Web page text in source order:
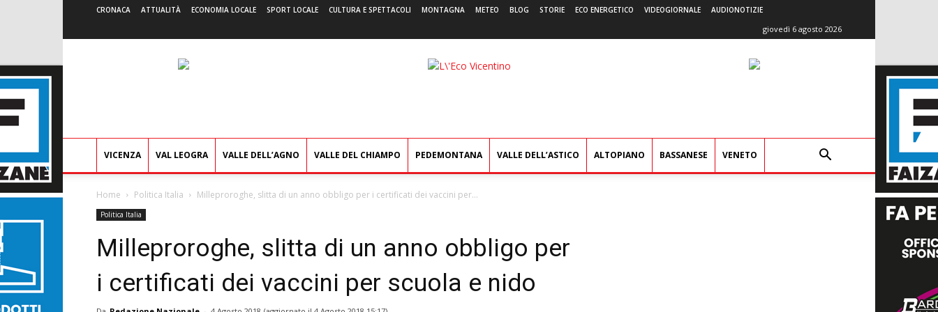
CRONACA ATTUALITÀ ECONOMIA LOCALE SPORT LOCALE CULTURA E SPETTACOLI MONTAGNA METEO BLOG STORIE ECO ENERGETICO VIDEOGIORNALE AUDIONOTIZIE
giovedì 6 agosto 2026
L'Eco
VICENZA VAL LEOGRA VALLE DELL’AGNO VALLE DEL CHIAMPO PEDEMONTANA VALLE DELL’ASTICO ALTOPIANO BASSANESE VENETO
Home Politica Italia Milleproroghe, slitta di un anno obbligo per i certificati dei vaccini per...
Politica Italia
Milleproroghe, slitta di un anno obbligo per
i certificati dei vaccini per scuola e nido